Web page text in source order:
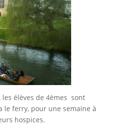
les élèves de 4èmes sont
le ferry, pour une semaine à
hospices.